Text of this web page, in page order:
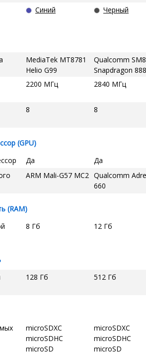
Синий Черный
MediaTek MT8781
Helio G99
Qualcomm
Snapdragon
2200 МГц 2840 МГц
8 8
(GPU)
Да
Да
ARM Mali-G57 MC2 Qualcomm
660
(RAM)
8 Гб 12 Гб
128 Гб 512 Гб
microSDXC
microSDHC
microSD
microSDXC
microSDHC
microSD